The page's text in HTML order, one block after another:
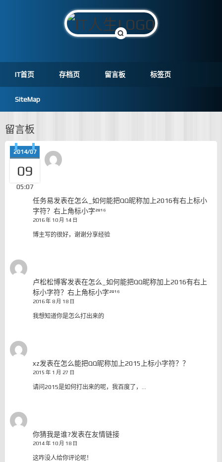
IT首页 存档页 留言板 标签页
SiteMap
留言板
2014/07
09
05:07
任务易发表在怎么_如何能把QQ昵称加上2016有右上标小
字符？右上角标小字²º¹⁶
2016 年 10 月 14 日
博主写的很好，谢谢分享经验
卢松松博客发表在怎么_如何能把QQ昵称加上2016有右上
标小字符？右上角标小字²º¹⁶
2016 年 8 月 18 日
我想知道你是怎么打出来的
xz发表在怎么能把QQ昵称加上2015上标小字符？？
2015 年 1 月 27 日
请问2015是如何打出来的呢，我百度了，…
你猜我是谁?发表在友情链接
2014 年 10 月 18 日
这咋没人给你评论呢！